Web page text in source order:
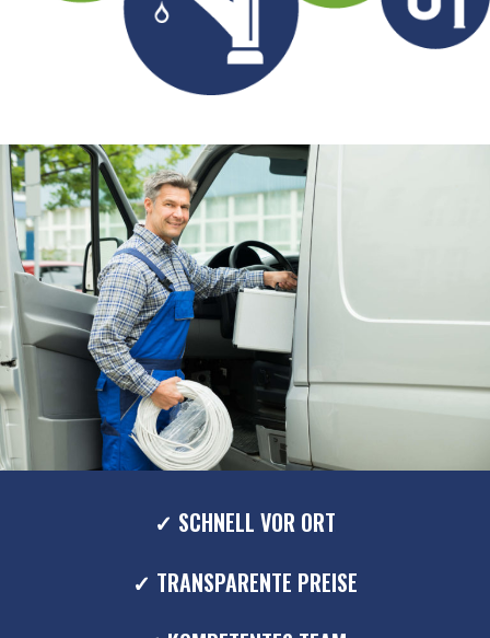
✓ SCHNELL VOR ORT
✓ TRANSPARENTE PREISE